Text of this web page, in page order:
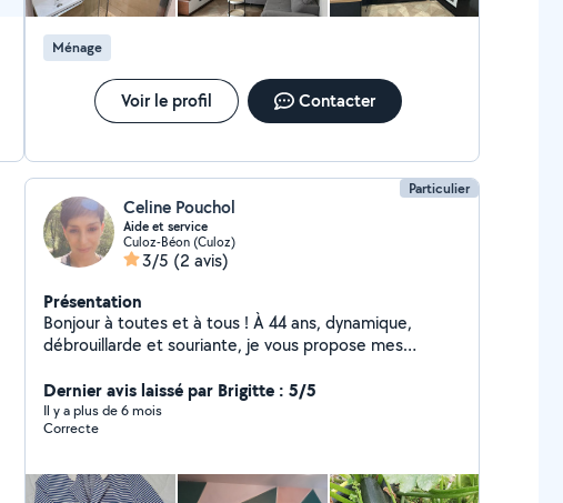
Ménage
Voir le profil Contacter
Particulier
Celine Pouchol
Aide et service
Culoz-Béon (Culoz)
3/5 (2 avis)
Présentation
Bonjour à toutes et à tous ! À 44 ans, dynamique,
débrouillarde et souriante, je vous propose mes
compétences variées et de plusieurs diplômes, j'ai plus
d'une corde à mon arc : **Santé & Administratif :**
Ancienne secrétaire médicale en chirurgie et aide-
dossiers et votre suivi de soins. **Maison & Jardin :**
Dernier avis laissé par Brigitte : 5/5
Il y a plus de 6 mois
Correcte